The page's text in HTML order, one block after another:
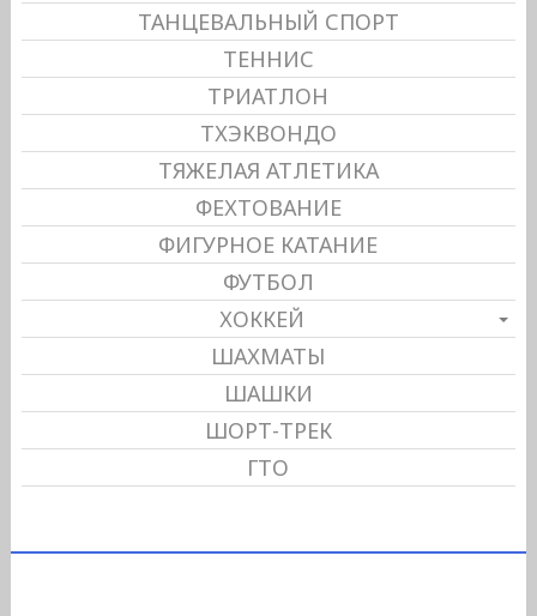
ТАНЦЕВАЛЬНЫЙ СПОРТ
ТЕННИС
ТРИАТЛОН
ТХЭКВОНДО
ТЯЖЕЛАЯ АТЛЕТИКА
ФЕХТОВАНИЕ
ФИГУРНОЕ КАТАНИЕ
ФУТБОЛ
ХОККЕЙ
ШАХМАТЫ
ШАШКИ
ШОРТ-ТРЕК
ГТО